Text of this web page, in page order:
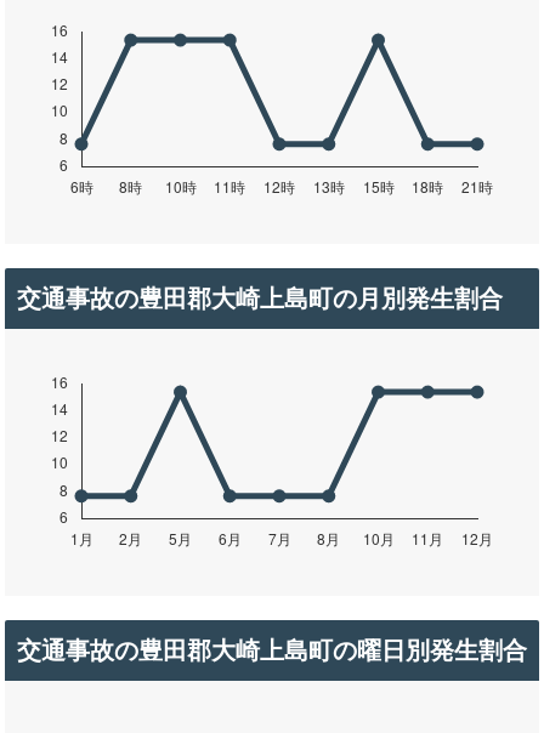
交通事故の豊田郡大崎上島町の月別発生割合
交通事故の豊田郡大崎上島町の曜日別発生割合